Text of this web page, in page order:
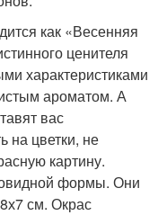
как «Весенняя
ценителя
характеристиками
ароматом. А
вас
на цветки, не
картину.
формы. Они
см. Окрас